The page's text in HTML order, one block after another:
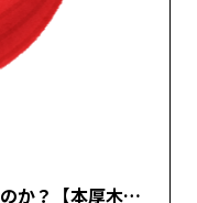
筋肉の働きはどのようなものなのか？【本厚木駅で痛みの原因を取り除く あかつき整骨院】